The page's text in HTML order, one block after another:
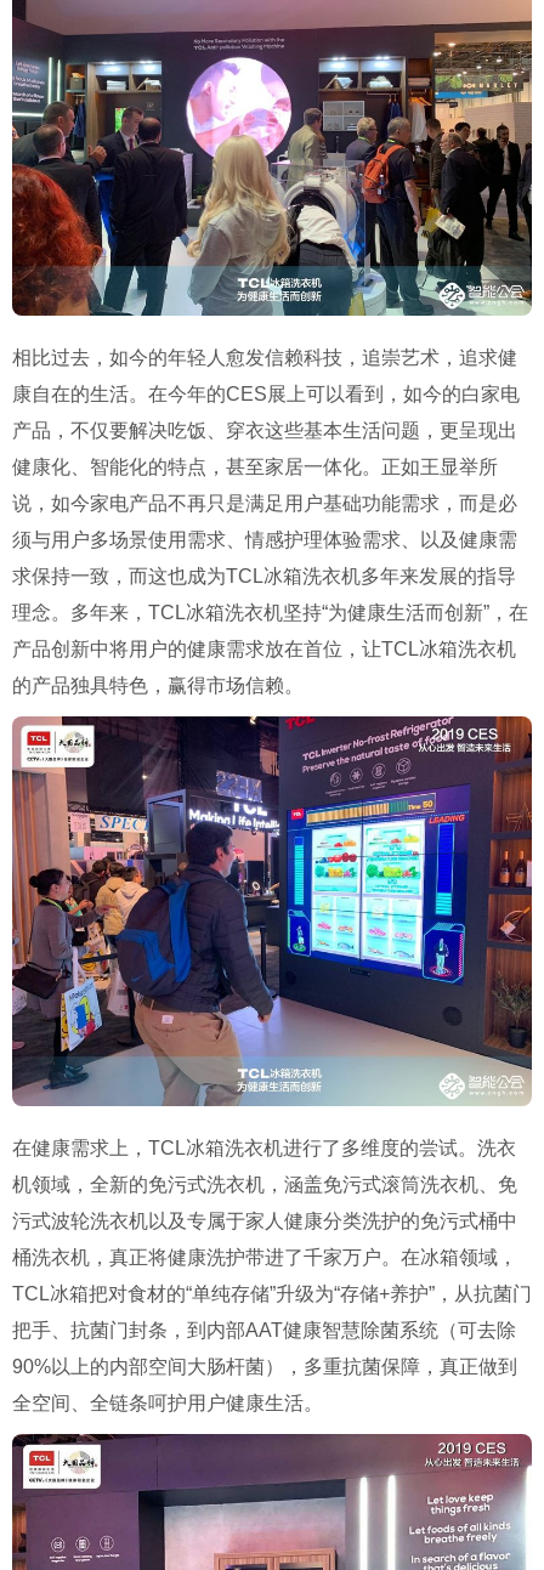
相比过去，如今的年轻人愈发信赖科技，追崇艺术，追求健
康自在的生活。在今年的CES展上可以看到，如今的白家电
产品，不仅要解决吃饭、穿衣这些基本生活问题，更呈现出
健康化、智能化的特点，甚至家居一体化。正如王显举所
说，如今家电产品不再只是满足用户基础功能需求，而是必
须与用户多场景使用需求、情感护理体验需求、以及健康需
求保持一致，而这也成为TCL冰箱洗衣机多年来发展的指导
理念。多年来，TCL冰箱洗衣机坚持“为健康生活而创新”，在
产品创新中将用户的健康需求放在首位，让TCL冰箱洗衣机
的产品独具特色，赢得市场信赖。
在健康需求上，TCL冰箱洗衣机进行了多维度的尝试。洗衣
机领域，全新的免污式洗衣机，涵盖免污式滚筒洗衣机、免
污式波轮洗衣机以及专属于家人健康分类洗护的免污式桶中
桶洗衣机，真正将健康洗护带进了千家万户。在冰箱领域，
TCL冰箱把对食材的“单纯存储”升级为“存储+养护”，从抗菌门
把手、抗菌门封条，到内部AAT健康智慧除菌系统（可去除
90%以上的内部空间大肠杆菌），多重抗菌保障，真正做到
全空间、全链条呵护用户健康生活。